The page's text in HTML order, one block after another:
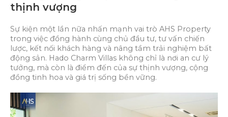
thịnh vượng
Sự kiện một lần nữa nhấn mạnh vai trò AHS Property
trong việc đồng hành cùng chủ đầu tư, tư vấn chiến
lược, kết nối khách hàng và nâng tầm trải nghiệm bất
động sản. Hado Charm Villas không chỉ là nơi an cư lý
tưởng, mà còn là điểm đến của sự thịnh vượng, cộng
đồng tinh hoa và giá trị sống bền vững.